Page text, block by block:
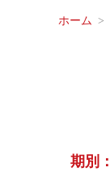
ホーム
期別：